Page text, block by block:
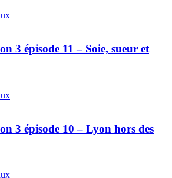
3 épisode 11 – Soie, sueur et
3 épisode 10 – Lyon hors des